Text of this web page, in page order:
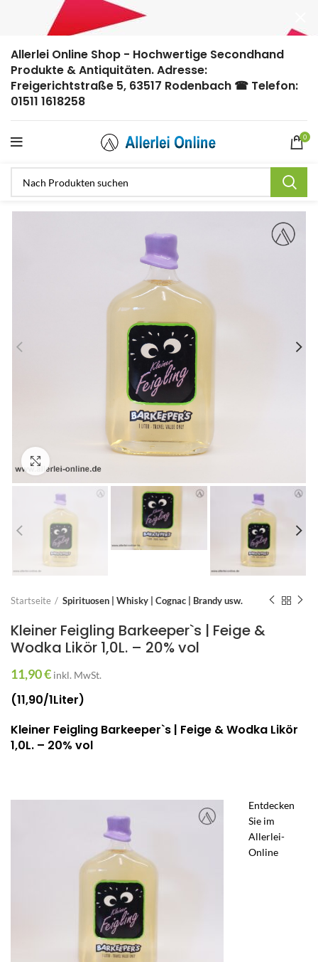
Allerlei Online Shop - Hochwertige Secondhand
Produkte & Antiquitäten. Adresse:
Freigerichtstraße 5, 63517 Rodenbach ☎ Telefon:
01511 1618258
0
Startseite Spirituosen | Whisky | Cognac | Brandy usw.
Kleiner Feigling Barkeeper`s | Feige &
Wodka Likör 1,0L. – 20% vol
11,90€ inkl. MwSt.
(11,90/1Liter)
Kleiner Feigling Barkeeper`s | Feige & Wodka Likör
1,0L. – 20% vol
Entdecken
Sie im
Allerlei-
Online